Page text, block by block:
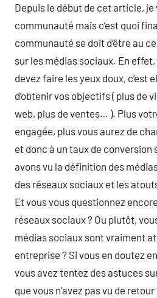
Depuis le début de cet article, je
communauté mais c’est quoi
communauté se doit d’être au
sur les médias sociaux. En effet,
devez faire les yeux doux, c’est
d’obtenir vos objectifs ( plus de
web, plus de ventes… ). Plus
engagée, plus vous aurez de
et donc à un taux de
avons vu la définition des
des réseaux sociaux et les
Et vous vous questionnez
réseaux sociaux ? Ou plutôt,
médias sociaux sont vraiment
entreprise ? Si vous en doutez
vous avez tentez des astuces
que vous n’avez pas vu de